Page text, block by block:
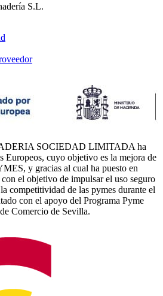
S.L.
SOCIEDAD LIMITADA ha
Europeos, cuyo objetivo es la mejora de
y gracias al cual ha puesto en
el objetivo de impulsar el uso seguro
competitividad de las pymes durante el
con el apoyo del Programa Pyme
Comercio de Sevilla.